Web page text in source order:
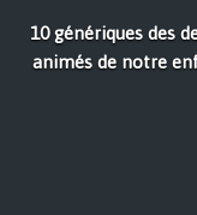
10 génériques des
animés de notre